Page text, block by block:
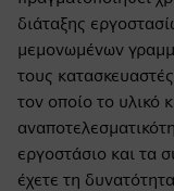
διάταξης
μεμονωμένων
τους
τον οποίο το υλικό
εργοστάσιο και τα
έχετε τη